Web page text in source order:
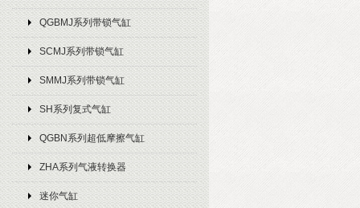
QGBMJ系列带锁气缸
SCMJ系列带锁气缸
SMMJ系列带锁气缸
SH系列复式气缸
QGBN系列超低摩擦气缸
ZHA系列气液转换器
迷你气缸